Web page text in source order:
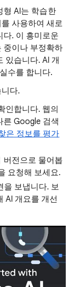
형 AI는 학습한
사용하여 새로
. 이 흥미로운
중이나 부정확하
있습니다. AI 개
수를 합니다.
다.
인합니다. 웹의
른 Google 검색
은 정보를 평가
버전으로 물어봅
요청해 보세요.
을 보냅니다. 보
AI 개요를 개선